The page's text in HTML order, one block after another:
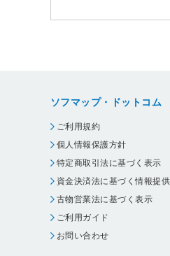
ソフマップ・ドットコム
ご利用規約
個人情報保護方針
特定商取引法に基づく表示
資金決済法に基づく情報提
古物営業法に基づく表示
ご利用ガイド
お問い合わせ